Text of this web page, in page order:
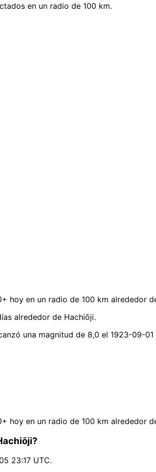
en un radio de 100 km.
hoy en un radio de 100 km alrededor
alrededor de Hachiōji.
una magnitud de 8,0 el 1923-09-01
hoy en un radio de 100 km alrededor
23:17 UTC.